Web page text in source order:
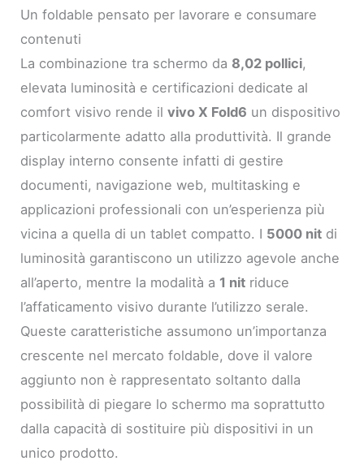
Un foldable pensato per lavorare e consumare
contenuti
La combinazione tra schermo da 8,02 pollici,
elevata luminosità e certificazioni dedicate al
comfort visivo rende ilvivo X Fold6 un dispositivo
particolarmente adatto alla produttività. Il grande
display interno consente infatti di gestire
documenti, navigazione web, multitasking e
applicazioni professionali con un’esperienza più
vicina a quella di un tablet compatto. I 5000 nit di
luminosità garantiscono un utilizzo agevole anche
all’aperto, mentre la modalità a 1 nit riduce
l’affaticamento visivo durante l’utilizzo serale.
Queste caratteristiche assumono un’importanza
crescente nel mercato foldable, dove il valore
aggiunto non è rappresentato soltanto dalla
possibilità di piegare lo schermo ma soprattutto
dalla capacità di sostituire più dispositivi in un
unico prodotto.